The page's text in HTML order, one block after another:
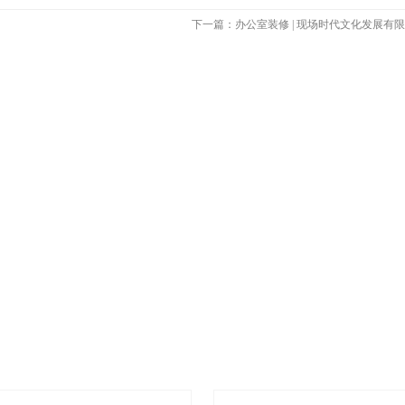
下一篇：办公室装修 | 现场时代文化发展有